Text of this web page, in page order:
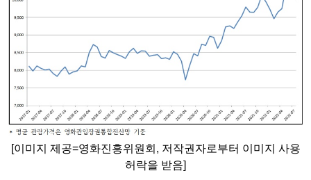
[이미지 제공=영화진흥위원회, 저작권자로부터 이미지 사용
허락을 받음]